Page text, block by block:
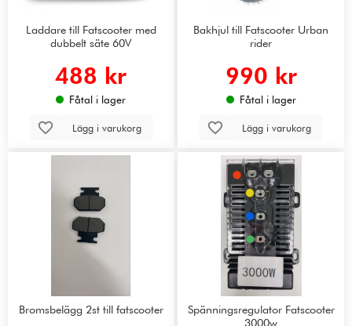
Laddare till Fatscooter med
dubbelt säte 60V
488 kr
Fåtal i lager
Lägg i varukorg
Bakhjul till Fatscooter Urban
rider
990 kr
Fåtal i lager
Lägg i varukorg
Bromsbelägg 2st till fatscooter
Spänningsregulator Fatscooter
3000w